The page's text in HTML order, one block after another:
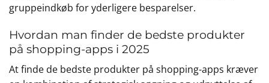
gruppeindkøb for yderligere besparelser.
Hvordan man finder de bedste produkter
på shopping-apps i 2025
At finde de bedste produkter på shopping-apps kræver